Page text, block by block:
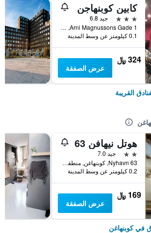
كابين كوبنهاجن
3 نجوم
جيد 6.8
Arni Magnussons Gade 1, كوبنهاغن, منطقة العاصمة كوبنهاغن, الدانمارك
0.1 كيلومتر عن وسط المدينة
324 ﷼
عرض الصفقة
القريبة
هوتل نيهافن 63
2 نجمتين
جيد 7.0
Nyhavn 63, كوبنهاغن, منطقة العاصمة كوبنهاغن, الدانمارك
0.2 كيلومتر عن وسط المدينة
169 ﷼
عرض الصفقة
في كوبنهاغن